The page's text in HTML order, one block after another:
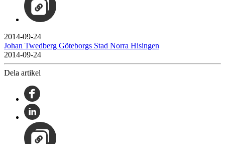
2014-09-24
Johan Twedberg Göteborgs Stad Norra Hisingen
2014-09-24
Dela artikel